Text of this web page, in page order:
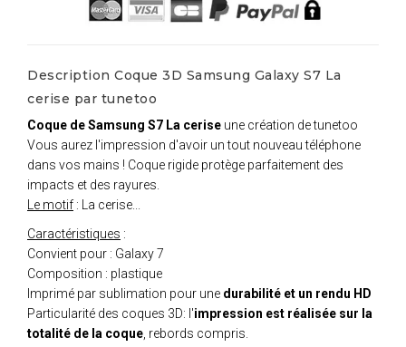
Description Coque 3D Samsung Galaxy S7 La
cerise par tunetoo
Coque de Samsung S7 La cerise une création de tunetoo
Vous aurez l'impression d'avoir un tout nouveau téléphone
dans vos mains ! Coque rigide protège parfaitement des
impacts et des rayures.
Le motif : La cerise...
Caractéristiques :
Convient pour : Galaxy 7
Composition : plastique
Imprimé par sublimation pour une durabilité et un rendu HD
Particularité des coques 3D: l'impression est réalisée sur la
totalité de la coque , rebords compris.